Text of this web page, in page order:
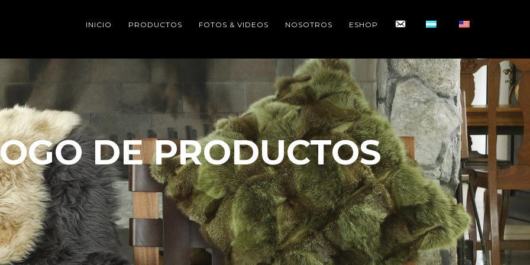
INICIO PRODUCTOS FOTOS & VIDEOS NOSOTROS ESHOP CONTACTO
DE PRODUCTOS